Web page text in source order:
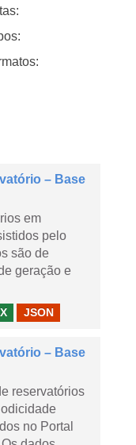
– Base
em
pelo
são de
geração e
JSON
– Base
reservatórios
no Portal